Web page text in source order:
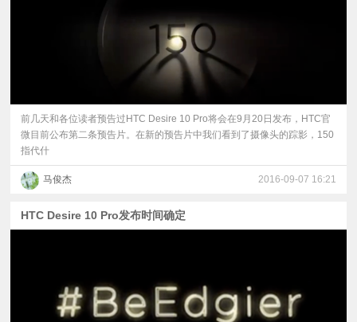
前几天和各位读者预告过HTC Desire 10 Pro将会在9月20日发布，HTC官
微目前公布第二条预告片。在新的预告片中我们看到了摄像头的踪影，150
指代什
马俊杰 2016-09-07 16:21
HTC Desire 10 Pro发布时间确定